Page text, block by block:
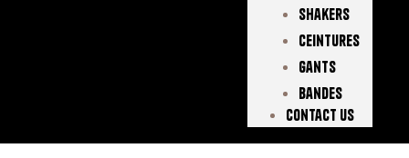
Shakers
Ceintures
Gants
Bandes
Contact Us